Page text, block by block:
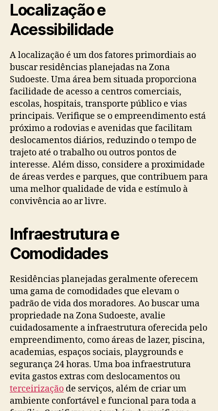
Localização e
Acessibilidade
A localização é um dos fatores primordiais ao
buscar residências planejadas na Zona
Sudoeste. Uma área bem situada proporciona
facilidade de acesso a centros comerciais,
escolas, hospitais, transporte público e vias
principais. Verifique se o empreendimento está
próximo a rodovias e avenidas que facilitam
deslocamentos diários, reduzindo o tempo de
trajeto até o trabalho ou outros pontos de
interesse. Além disso, considere a proximidade
de áreas verdes e parques, que contribuem para
uma melhor qualidade de vida e estímulo à
convivência ao ar livre.
Infraestrutura e
Comodidades
Residências planejadas geralmente oferecem
uma gama de comodidades que elevam o
padrão de vida dos moradores. Ao buscar uma
propriedade na Zona Sudoeste, avalie
cuidadosamente a infraestrutura oferecida pelo
empreendimento, como áreas de lazer, piscina,
academias, espaços sociais, playgrounds e
segurança 24 horas. Uma boa infraestrutura
evita gastos extras com deslocamentos ou
terceirização de serviços, além de criar um
ambiente confortável e funcional para toda a